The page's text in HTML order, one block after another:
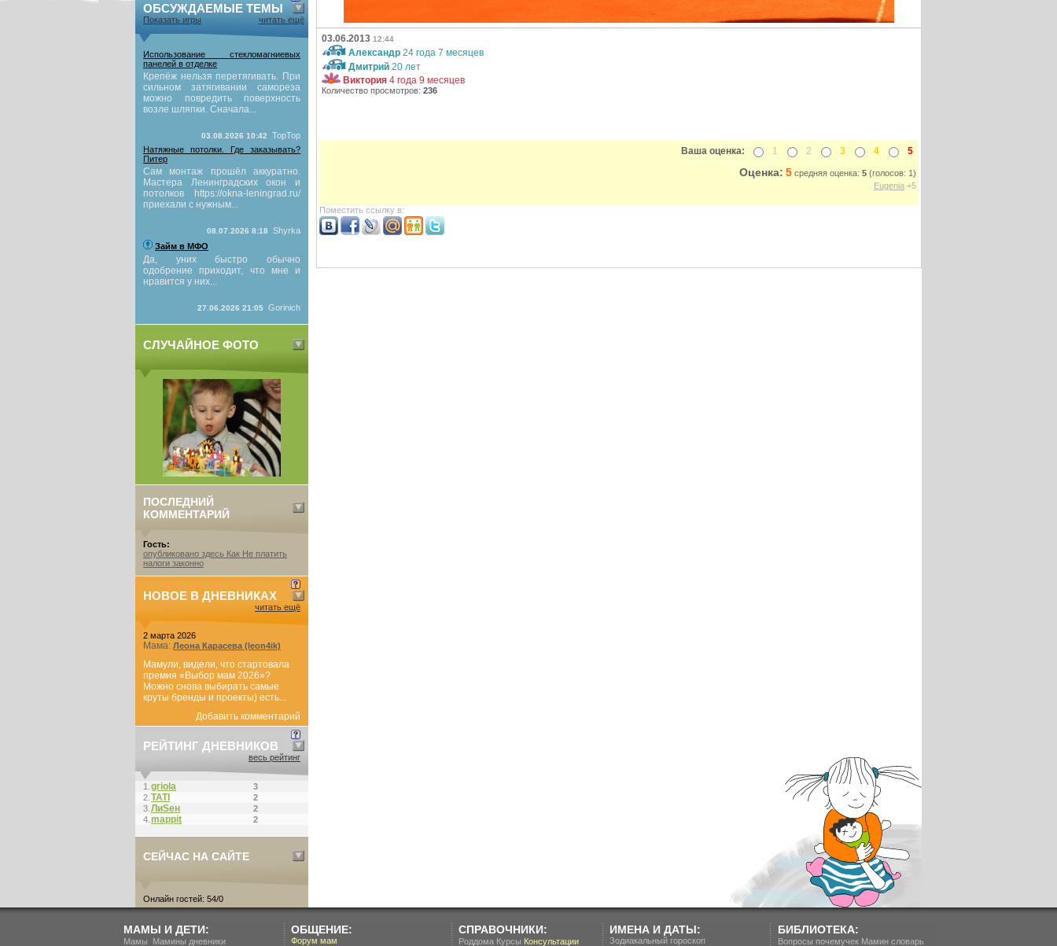
ОБСУЖДАЕМЫЕ ТЕМЫ
Показать игры читать ещё
Использование стекломагниевых
панелей в отделке
Крепёж нельзя перетягивать. При
сильном затягивании самореза
можно повредить поверхность
возле шляпки. Сначала...
03.08.2026 10:42
TopTop
Натяжные потолки. Где заказывать?
Питер
Сам монтаж прошёл аккуратно.
Мастера Ленинградских окон и
потолков https://okna-leningrad.ru/
приехали с нужным...
08.07.2026 8:18
Shyrka
Займ в МФО
Да, уних быстро обычно
одобрение приходит, что мне и
нравится у них...
27.06.2026 21:05 Gorinich
СЛУЧАЙНОЕ ФОТО
ПОСЛЕДНИЙ
КОММЕНТАРИЙ
Гость:
опубликовано здесь Как Не платить
налоги законно
НОВОЕ В ДНЕВНИКАХ
читать ещё
2 марта 2026
Мама: Леона Карасева (leon4ik)
Мамули, видели, что стартовала
премия «Выбор мам 2026»?
Можно снова выбирать самые
круты бренды и проекты) есть...
Добавить комментарий
РЕЙТИНГ ДНЕВНИКОВ
весь рейтинг
1. griola
3
2. ТАТI
2
3. ЛиSен
2
4. mappit 2
СЕЙЧАС НА САЙТЕ
Онлайн гостей: 54/0
03.06.2013 12:44
Александр 24 года 7 месяцев
Дмитрий 20 лет
Виктория 4 года 9 месяцев
Количество просмотров: 236
Ваша оценка: 1 2 3 4 5
Оценка: 5 средняя оценка: 5 (голосов: 1)
Eugenia +5
Поместить ссылку в:
МАМЫ И ДЕТИ:
Мамы Мамины дневники
ОБЩЕНИЕ:
Форум мам
СПРАВОЧНИКИ:
Роддома Курсы Консультации
ИМЕНА И ДАТЫ:
Зодиакальный гороскоп
БИБЛИОТЕКА:
Вопросы почемучек Мамин словарь